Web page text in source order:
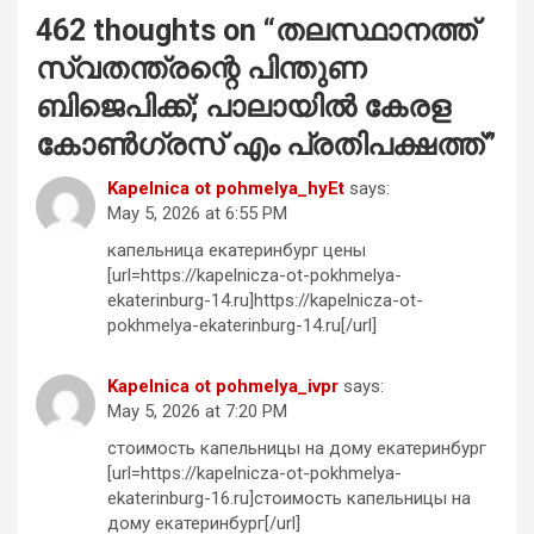
462 thoughts on “തലസ്ഥാനത്ത്
സ്വതന്ത്രന്റെ പിന്തുണ
ബിജെപിക്ക്; പാലായില്‍ കേരള
കോണ്‍ഗ്രസ് എം പ്രതിപക്ഷത്ത്”
Kapelnica ot pohmelya_hyEt says:
May 5, 2026 at 6:55 PM
капельница екатеринбург цены
[url=https://kapelnicza-ot-pokhmelya-
ekaterinburg-14.ru]https://kapelnicza-ot-
pokhmelya-ekaterinburg-14.ru[/url]
Kapelnica ot pohmelya_ivpr says:
May 5, 2026 at 7:20 PM
стоимость капельницы на дому екатеринбург
[url=https://kapelnicza-ot-pokhmelya-
ekaterinburg-16.ru]стоимость капельницы на
дому екатеринбург[/url]